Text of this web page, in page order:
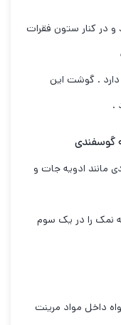
در کنار ستون فقرات
. گوشت این
.
گوسفندی
مانند ادویه جات و
نمک را در یک سوم
داخل مواد مرینت